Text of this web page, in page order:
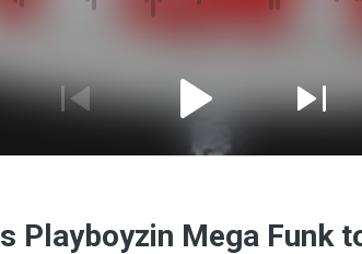
Playboyzin Mega Funk